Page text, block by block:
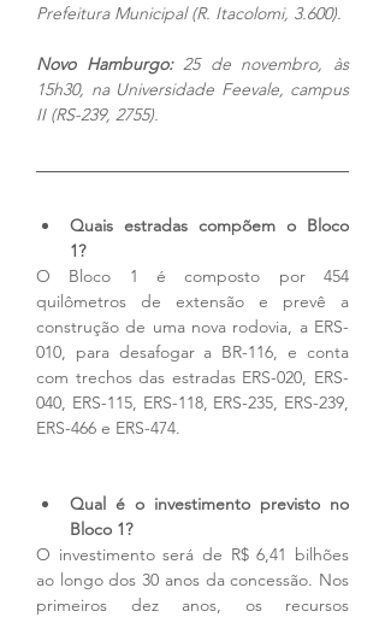
Prefeitura Municipal (R. Itacolomi, 3.600).
Novo Hamburgo: 25 de novembro, às
15h30, na Universidade Feevale, campus
II (RS-239, 2755).
Quais estradas compõem o Bloco
1?
O Bloco 1 é composto por 454
quilômetros de extensão e prevê a
construção de uma nova rodovia, a ERS-
010, para desafogar a BR-116, e conta
com trechos das estradas ERS-020, ERS-
040, ERS-115, ERS-118, ERS-235, ERS-239,
ERS-466 e ERS-474.
Qual é o investimento previsto no
Bloco 1?
O investimento será de R$ 6,41 bilhões
ao longo dos 30 anos da concessão. Nos
primeiros dez anos, os recursos